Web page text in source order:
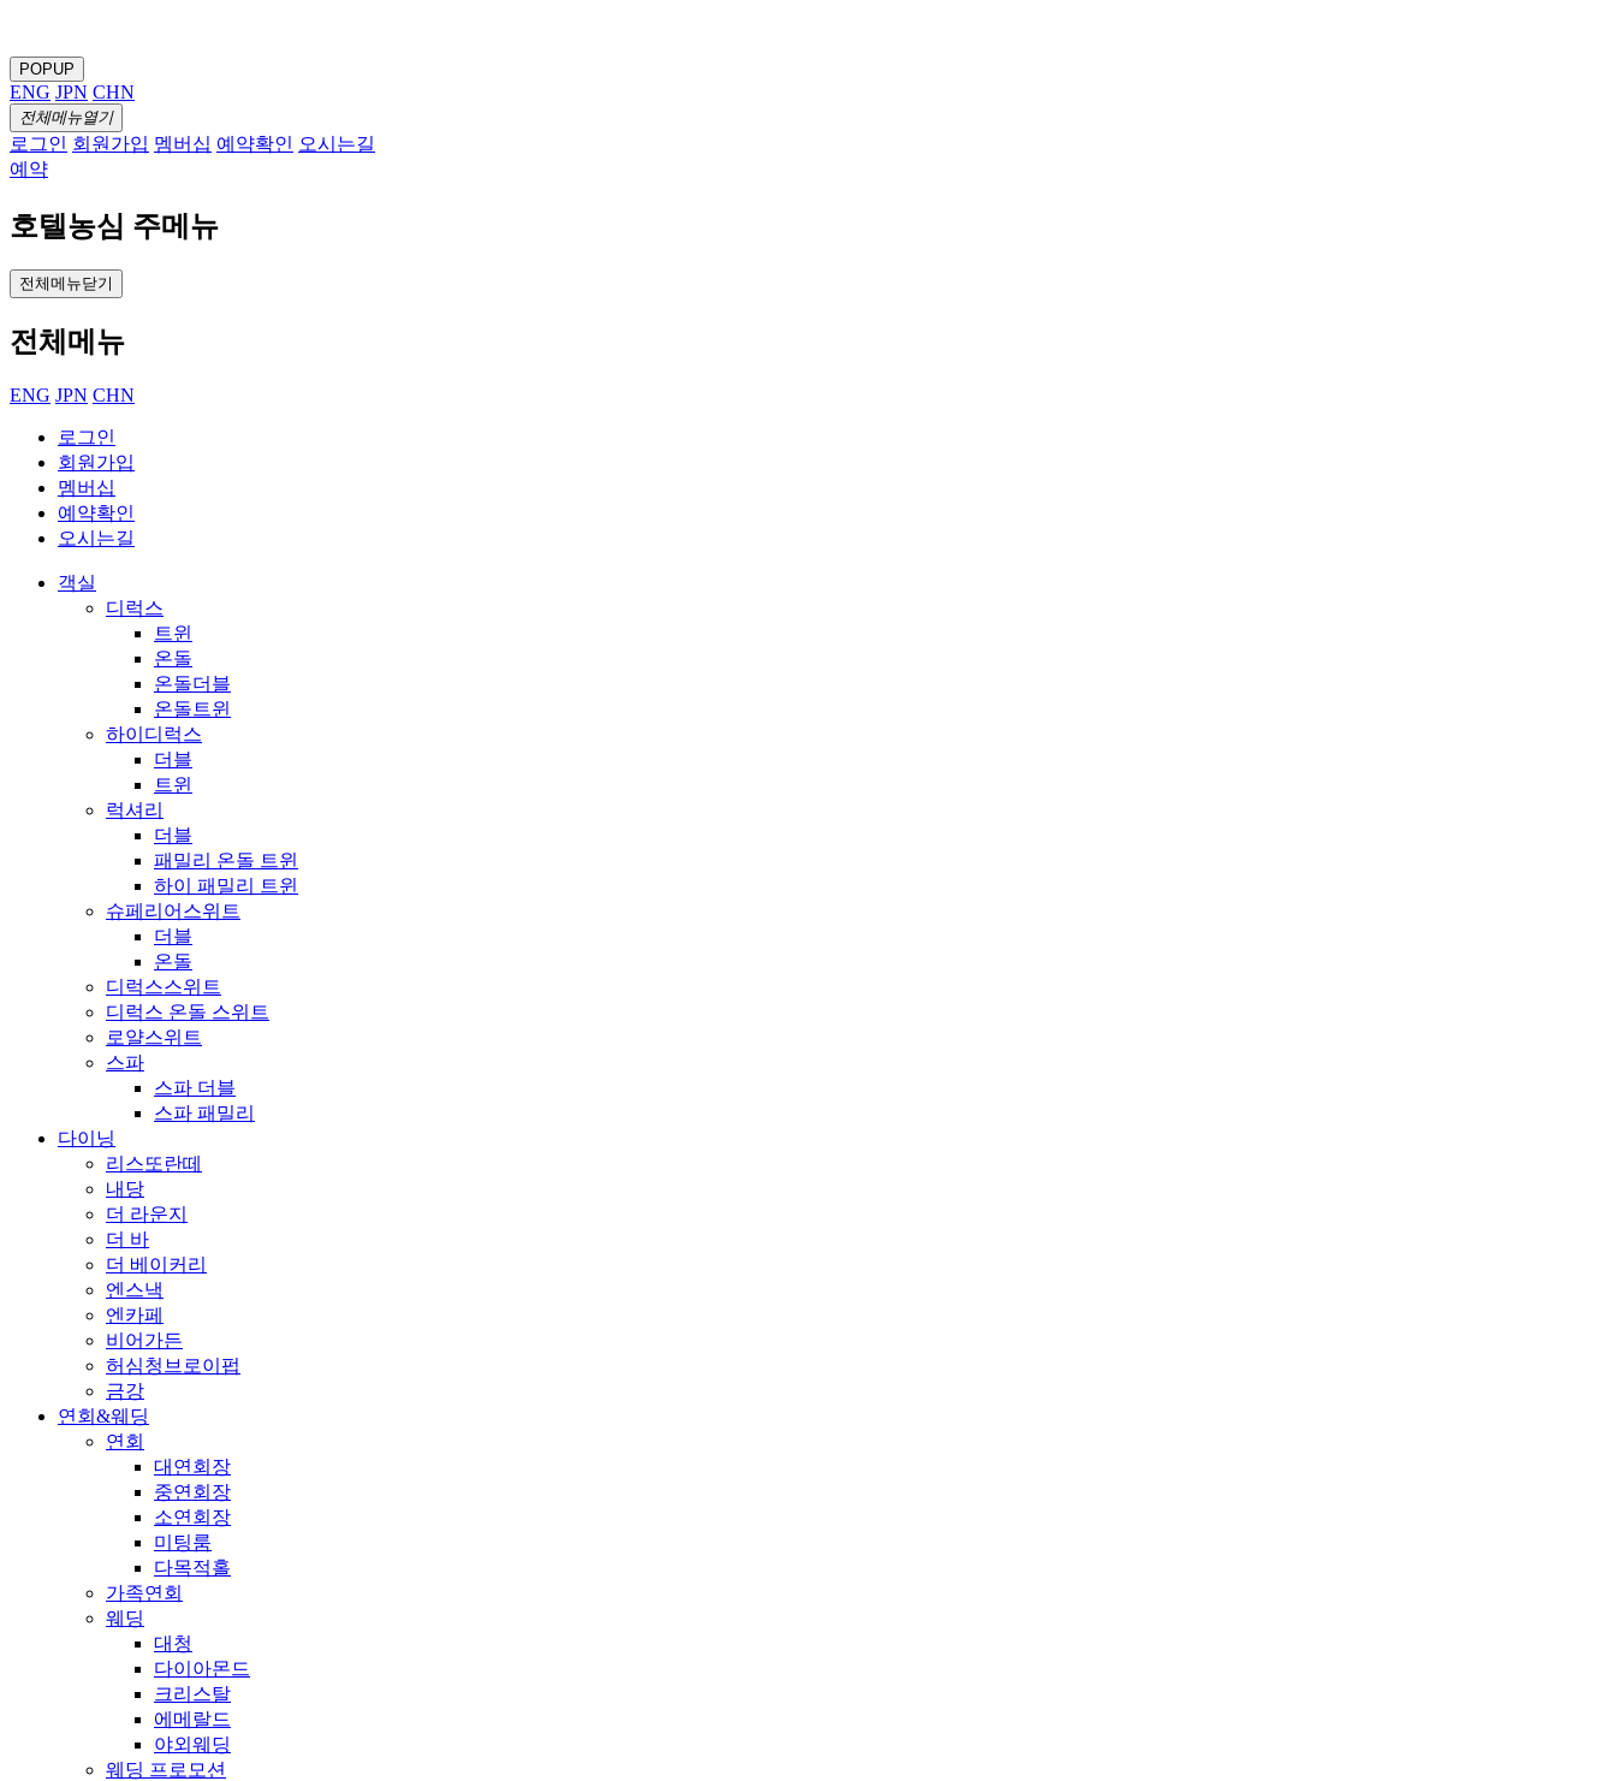
POPUP
ENG JPN CHN
전체메뉴열기
로그인 회원가입 멤버십 예약확인 오시는길
예약
호텔농심 주메뉴
전체메뉴닫기
전체메뉴
ENG JPN CHN
로그인
회원가입
멤버십
예약확인
오시는길
객실
디럭스
트윈
온돌
온돌더블
온돌트윈
하이디럭스
더블
트윈
럭셔리
더블
패밀리 온돌 트윈
하이 패밀리 트윈
슈페리어스위트
더블
온돌
디럭스스위트
디럭스 온돌 스위트
로얄스위트
스파
스파 더블
스파 패밀리
다이닝
리스또란떼
내당
더 라운지
더 바
더 베이커리
엔스낵
엔카페
비어가든
허심청브로이펍
금강
연회&웨딩
연회
대연회장
중연회장
소연회장
미팅룸
다목적홀
가족연회
웨딩
대청
다이아몬드
크리스탈
에메랄드
야외웨딩
웨딩 프로모션